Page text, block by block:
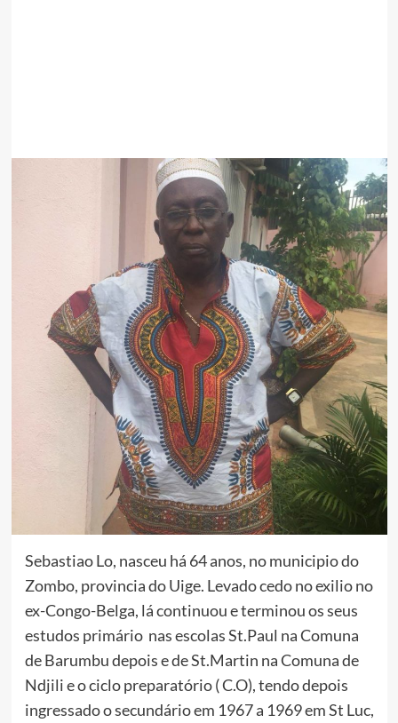
Sebastiao Lo, nasceu há 64 anos, no municipio do
Zombo, provincia do Uige. Levado cedo no exilio no
ex-Congo-Belga, lá continuou e terminou os seus
estudos primário nas escolas St.Paul na Comuna
de Barumbu depois e de St.Martin na Comuna de
Ndjili e o ciclo preparatório ( C.O), tendo depois
ingressado o secundário em 1967 a 1969 em St Luc,